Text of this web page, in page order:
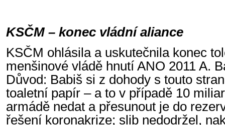
KSČM – konec vládní aliance
KSČM ohlásila a uskutečnila konec
menšinové vládě hnutí ANO 2011 A.
Důvod: Babiš si z dohody s touto
toaletní papír – a to v případě 10
armádě nedat a přesunout je do
řešení koronakrize; slib nedodržel,